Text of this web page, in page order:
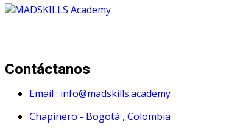
Contáctanos
Email : info@madskills.academy
Chapinero - Bogotá , Colombia